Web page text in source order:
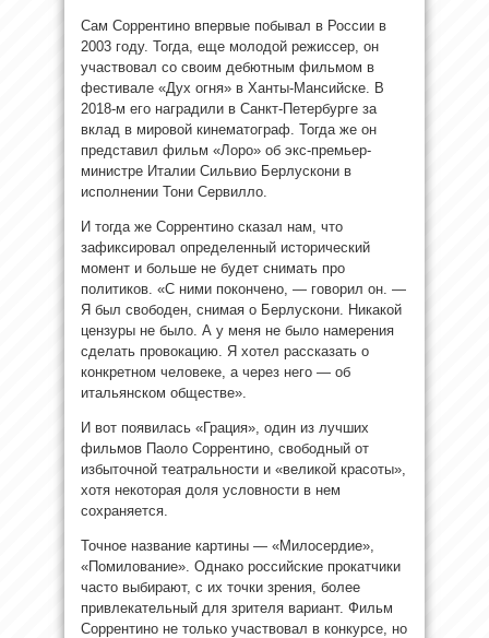
Сам Соррентино впервые побывал в России в
2003 году. Тогда, еще молодой режиссер, он
участвовал со своим дебютным фильмом в
фестивале «Дух огня» в Ханты-Мансийске. В
2018-м его наградили в Санкт-Петербурге за
вклад в мировой кинематограф. Тогда же он
представил фильм «Лоро» об экс-премьер-
министре Италии Сильвио Берлускони в
исполнении Тони Сервилло.
И тогда же Соррентино сказал нам, что
зафиксировал определенный исторический
момент и больше не будет снимать про
политиков. «С ними покончено, — говорил он. —
Я был свободен, снимая о Берлускони. Никакой
цензуры не было. А у меня не было намерения
сделать провокацию. Я хотел рассказать о
конкретном человеке, а через него — об
итальянском обществе».
И вот появилась «Грация», один из лучших
фильмов Паоло Соррентино, свободный от
избыточной театральности и «великой красоты»,
хотя некоторая доля условности в нем
сохраняется.
Точное название картины — «Милосердие»,
«Помилование». Однако российские прокатчики
часто выбирают, с их точки зрения, более
привлекательный для зрителя вариант. Фильм
Соррентино не только участвовал в конкурсе, но